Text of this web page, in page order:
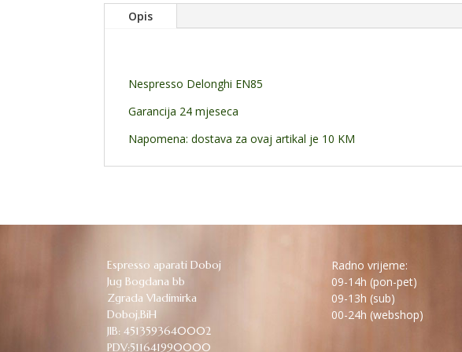
Opis
Nespresso Delonghi EN85
Garancija 24 mjeseca
Napomena: dostava za ovaj artikal je 10 KM
Espresso aparati Doboj
Jug Bogdana bb
Zgrada Vladimirka
Doboj,BiH
JIB: 4513593640002
PDV:511641990000
Radno vrijeme:
09-14h (pon-pet)
09-13h (sub)
00-24h (webshop)